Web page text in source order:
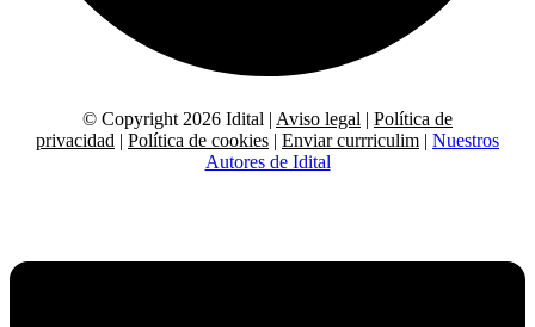
© Copyright 2026 Idital | Aviso legal
Política de
privacidad
Política de cookies Enviar currriculim
Nuestros
Autores de Idital